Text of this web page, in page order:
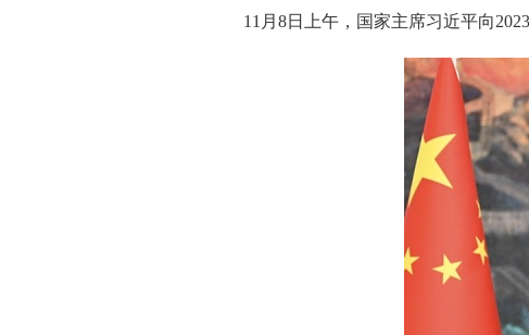
11月8日上午，国家主席习近平向2023